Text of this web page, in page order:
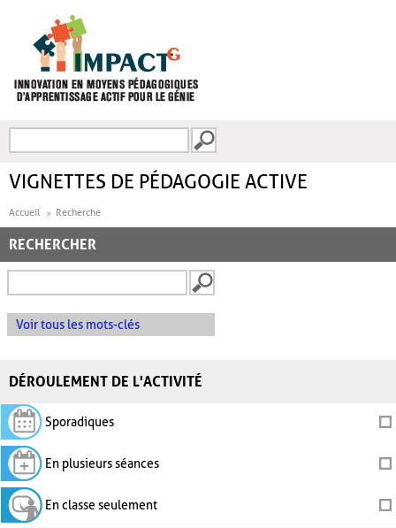
FORMULAIRE DE
VIGNETTES DE PÉDAGOGIE ACTIVE
Accueil Recherche
RECHERCHER
Voir tous les mots-clés
DÉROULEMENT DE L'ACTIVITÉ
Sporadiques
En plusieurs séances
En classe seulement